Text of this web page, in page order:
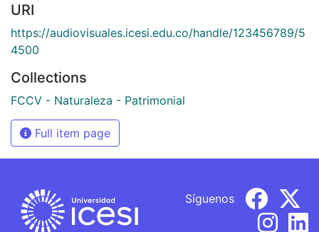
URI
https://audiovisuales.icesi.edu.co/handle/123456789/5
4500
Collections
FCCV - Naturaleza - Patrimonial
Full item page
Síguenos